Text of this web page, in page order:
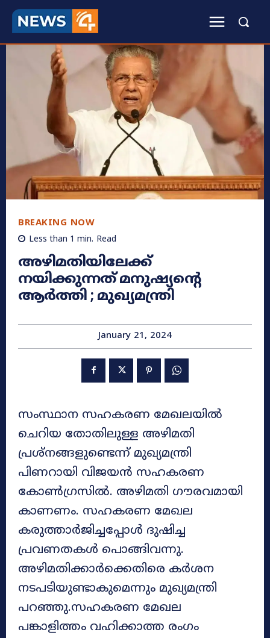
BREAKING NOW
Less than 1 min. Read
അഴിമതിയിലേക്ക്
നയിക്കുന്നത് മനുഷ്യന്റെ
ആർത്തി ; മുഖ്യമന്ത്രി
January 21, 2024
സംസ്ഥാന സഹകരണ മേഖലയിൽ
ചെറിയ തോതിലുള്ള അഴിമതി
പ്രശ്നങ്ങളുണ്ടെന്ന് മുഖ്യമന്ത്രി
പിണറായി വിജയൻ സഹകരണ
കോൺഗ്രസിൽ. അഴിമതി ഗൗരവമായി
കാണണം. സഹകരണ മേഖല
കരുത്താർജിച്ചപ്പോൾ ദുഷിച്ച
പ്രവണതകൾ പൊങ്ങിവന്നു.
അഴിമതിക്കാർക്കെതിരെ കർശന
നടപടിയുണ്ടാകുമെന്നും മുഖ്യമന്ത്രി
പറഞ്ഞു.സഹകരണ മേഖല
പങ്കാളിത്തം വഹിക്കാത്ത രംഗം